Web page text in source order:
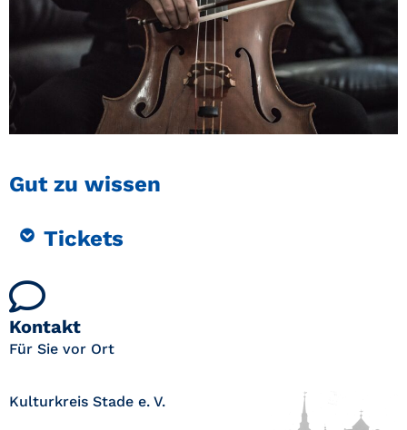
Gut zu wissen
Tickets
Kontakt
Für Sie vor Ort
Kulturkreis Stade e. V.